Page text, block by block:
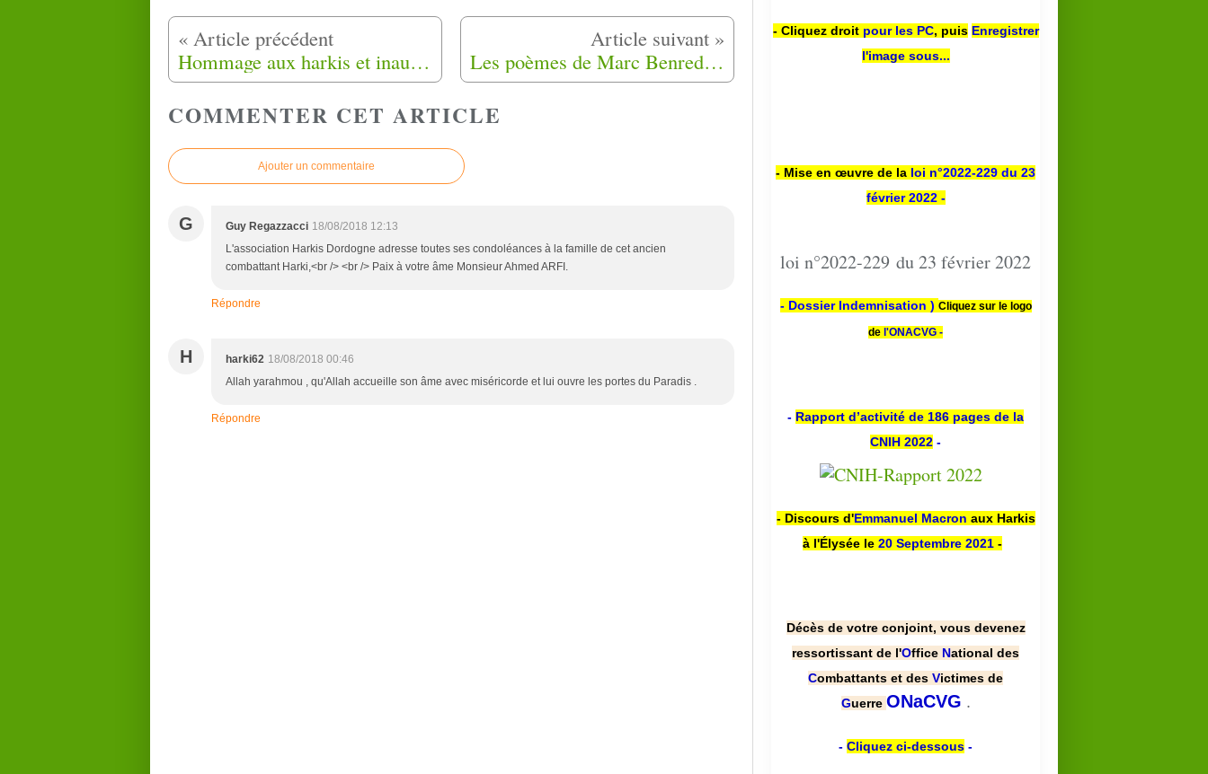
Hommage aux harkis et inauguration des tombes le 25 Septembre 2018 à Bias (47) Les poèmes de Marc Benredjem (24) La Garonne
COMMENTER CET ARTICLE
Ajouter un commentaire
G Guy Regazzacci 18/08/2018 12:13
L'association Harkis Dordogne adresse toutes ses condoléances à la famille de cet ancien
combattant Harki,<br /> <br /> Paix à votre âme Monsieur Ahmed ARFI.
Répondre
H harki62 18/08/2018 00:46
Allah yarahmou , qu'Allah accueille son âme avec miséricorde et lui ouvre les portes du Paradis .
Répondre
- Cliquez droit pour les PC, puis Enregistrer
l'image sous...
- Mise en œuvre de la loi n°2022-229 du 23
février 2022 -
loi n°2022-229 du 23 février 2022
- Dossier Indemnisation ) Cliquez sur le logo
de l'ONACVG -
- Rapport d’activité de 186 pages de la
CNIH 2022 -
- Discours d'Emmanuel Macron aux Harkis
à l'Élysée le 20 Septembre 2021 -
Décès de votre conjoint, vous devenez
ressortissant de l'Office National des
Combattants et des Victimes de
Guerre ONaCVG .
- Cliquez ci-dessous -